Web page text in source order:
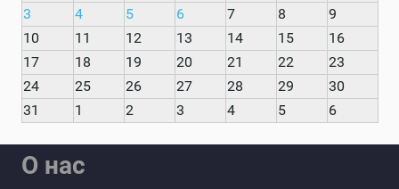
3
4 5 6 7 8
9
10
11 12 13 14 15
16
17
18 19 20 21 22
23
24
25 26 27 28 29
30
31
1 2 3 4 5 6
О нас